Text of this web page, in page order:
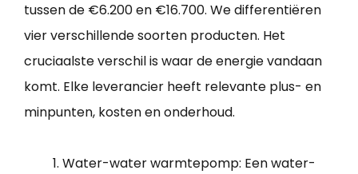
tussen de €6.200 en €16.700. We differentiëren
vier verschillende soorten producten. Het
cruciaalste verschil is waar de energie vandaan
komt. Elke leverancier heeft relevante plus- en
minpunten, kosten en onderhoud.
Water-water warmtepomp: Een water-